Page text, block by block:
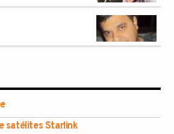
satélites Starlink